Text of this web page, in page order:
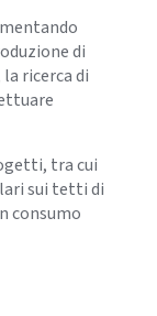
di
ricerca di
tra cui
sui tetti di
consumo